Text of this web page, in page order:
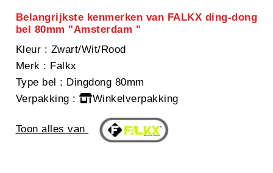
Belangrijkste kenmerken van FALKX ding-dong
bel 80mm "Amsterdam "
Kleur : Zwart/Wit/Rood
Merk : Falkx
Type bel : Dingdong 80mm
Verpakking : Winkelverpakking
Toon alles van